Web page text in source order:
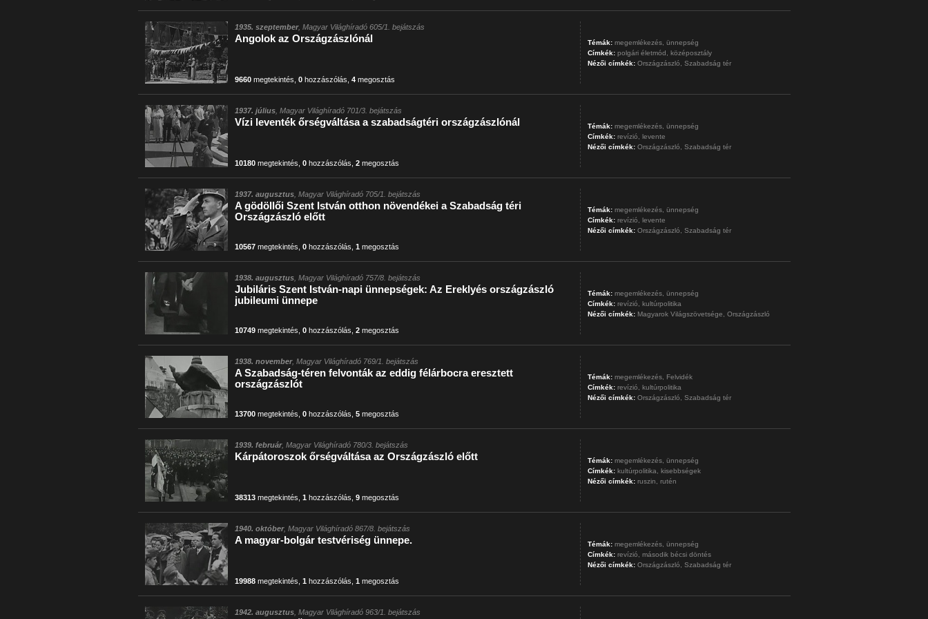
1935. szeptember, Magyar Világhíradó 605/1. bejátszás
Angolok az Országzászlónál
9660megtekintés 0hozzászólás 4megosztás
Témák: megemlékezés, ünnepség
Címkék: polgári életmód,
középosztály
Nézői címkék: Országzászló, Szabadság tér
1937. július, Magyar Világhíradó 701/3. bejátszás
Vízi leventék őrségváltása a szabadságtéri országzászlónál
10180megtekintés 0hozzászólás 2megosztás
Témák: megemlékezés, ünnepség
Címkék: revízió,
levente
Nézői címkék: Országzászló, Szabadság tér
1937. augusztus, Magyar Világhíradó 705/1. bejátszás
A gödöllői Szent István otthon növendékei a Szabadság téri
Országzászló előtt
10567megtekintés 0hozzászólás 1 megosztás
Témák: megemlékezés, ünnepség
Címkék: revízió,
levente
Nézői címkék: Országzászló, Szabadság tér
1938. augusztus, Magyar Világhíradó 757/8. bejátszás
Jubiláris Szent István-napi ünnepségek: Az Ereklyés országzászló
jubileumi ünnepe
10749megtekintés 0hozzászólás 2megosztás
Témák: megemlékezés, ünnepség
Címkék: revízió,
kultúrpolitika
Nézői címkék: Magyarok Világszövetsége, Országzászló
1938. november, Magyar Világhíradó 769/1. bejátszás
A Szabadság-téren felvonták az eddig félárbocra eresztett
országzászlót
13700megtekintés 0hozzászólás 5megosztás
Témák: megemlékezés,
Felvidék
Címkék: revízió,
kultúrpolitika
Nézői címkék: Országzászló, Szabadság tér
1939. február, Magyar Világhíradó 780/3. bejátszás
Kárpátoroszok őrségváltása az Országzászló előtt
38313megtekintés 1 hozzászólás 9megosztás
Témák: megemlékezés, ünnepség
Címkék: kultúrpolitika,
kisebbségek
Nézői címkék: ruszin, rutén
1940. október, Magyar Világhíradó 867/8. bejátszás
A magyar-bolgár testvériség ünnepe.
19988megtekintés 1 hozzászólás 1 megosztás
Témák: megemlékezés, ünnepség
Címkék: revízió,
második bécsi döntés
Nézői címkék: Országzászló, Szabadság tér
1942. augusztus, Magyar Világhíradó 963/1. bejátszás